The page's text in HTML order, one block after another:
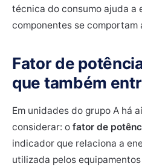
técnica do consumo ajuda a
componentes se comportam
Fator de
que também
Em unidades do grupo A há
considerar: o fator de
indicador que relaciona a
utilizada pelos